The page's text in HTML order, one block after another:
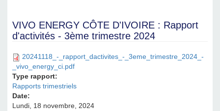
VIVO ENERGY CÔTE D'IVOIRE : Rapport
d'activités - 3ème trimestre 2024
20241118_-_rapport_dactivites_-_3eme_trimestre_2024_-
_vivo_energy_ci.pdf
Type rapport:
Rapports trimestriels
Date:
Lundi, 18 novembre, 2024